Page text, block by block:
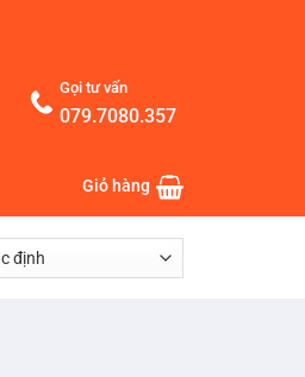
Gọi tư vấn
079.7080.357
Giỏ hàng